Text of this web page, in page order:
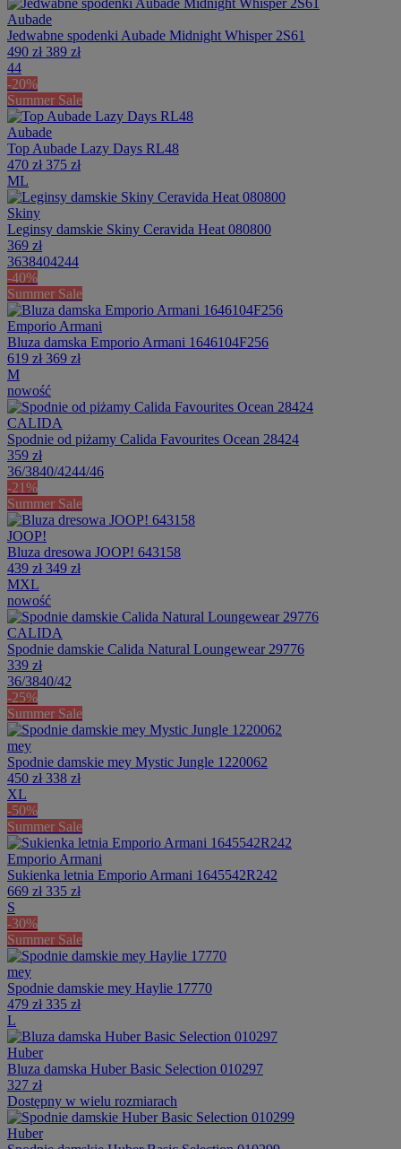
Aubade
Jedwabne spodenki Aubade Midnight Whisper 2S61
490 zł 389 zł
44
-20%
Summer Sale
Aubade
Top Aubade Lazy Days RL48
470 zł 375 zł
ML
Skiny
Leginsy damskie Skiny Ceravida Heat 080800
369 zł
3638404244
-40%
Summer Sale
Emporio Armani
Bluza damska Emporio Armani 1646104F256
619 zł 369 zł
M
nowość
CALIDA
Spodnie od piżamy Calida Favourites Ocean 28424
359 zł
36/3840/4244/46
-21%
Summer Sale
JOOP!
Bluza dresowa JOOP! 643158
439 zł 349 zł
MXL
nowość
CALIDA
Spodnie damskie Calida Natural Loungewear 29776
339 zł
36/3840/42
-25%
Summer Sale
mey
Spodnie damskie mey Mystic Jungle 1220062
450 zł 338 zł
XL
-50%
Summer Sale
Emporio Armani
Sukienka letnia Emporio Armani 1645542R242
669 zł 335 zł
S
-30%
Summer Sale
mey
Spodnie damskie mey Haylie 17770
479 zł 335 zł
L
Huber
Bluza damska Huber Basic Selection 010297
327 zł
Dostępny w wielu rozmiarach
Huber